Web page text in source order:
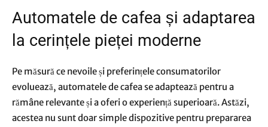
Automatele de cafea și adaptarea
la cerințele pieței moderne
Pe măsură ce nevoile și preferințele consumatorilor
evoluează, automatele de cafea se adaptează pentru a
rămâne relevante și a oferi o experiență superioară. Astăzi,
acestea nu sunt doar simple dispozitive pentru prepararea